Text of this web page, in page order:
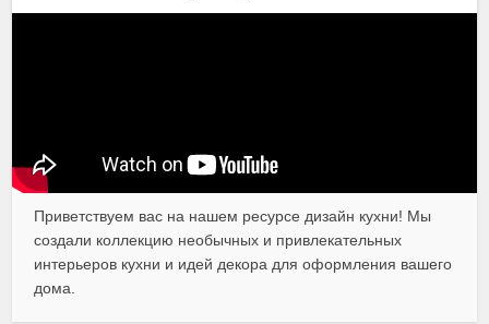
Приветствуем вас на нашем ресурсе дизайн кухни! Мы
создали коллекцию необычных и привлекательных
интерьеров кухни и идей декора для оформления вашего
дома.